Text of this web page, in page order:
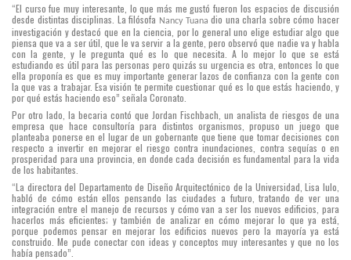
“El curso fue muy interesante, lo que más me gustó fueron los espacios de discusión
desde distintas disciplinas. La filósofa Nancy Tuana dio una charla sobre cómo hacer
investigación y destacó que en la ciencia, por lo general uno elige estudiar algo que
piensa que va a ser útil, que le va servir a la gente, pero observó que nadie va y habla
con la gente, y le pregunta qué es lo que necesita. A lo mejor lo que se está
estudiando es útil para las personas pero quizás su urgencia es otra, entonces lo que
ella proponía es que es muy importante generar lazos de confianza con la gente con
la que vas a trabajar. Esa visión te permite cuestionar qué es lo que estás haciendo, y
por qué estás haciendo eso” señala Coronato.
Por otro lado, la becaria contó que Jordan Fischbach, un analista de riesgos de una
empresa que hace consultoría para distintos organismos, propuso un juego que
planteaba ponerse en el lugar de un gobernante que tiene que tomar decisiones con
respecto a invertir en mejorar el riesgo contra inundaciones, contra sequías o en
prosperidad para una provincia, en donde cada decisión es fundamental para la vida
de los habitantes.
“La directora del Departamento de Diseño Arquitectónico de la Universidad, Lisa Iulo,
habló de cómo están ellos pensando las ciudades a futuro, tratando de ver una
integración entre el manejo de recursos y cómo van a ser los nuevos edificios, para
hacerlos más eficientes; y también de analizar en cómo mejorar lo que ya está,
porque podemos pensar en mejorar los edificios nuevos pero la mayoría ya está
construido. Me pude conectar con ideas y conceptos muy interesantes y que no los
había pensado”.